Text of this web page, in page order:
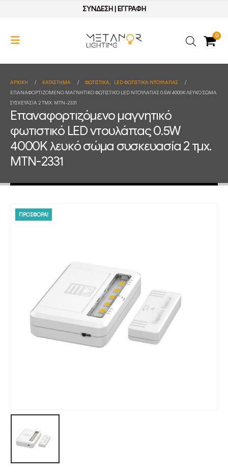
ΣΥΝΔΕΣΗ| ΕΓΓΡΑΦΗ
0
ΑΡΧΙΚΉ ΚΑΤΆΣΤΗΜΑ ΦΩΤΙΣΤΙΚΑ,
LED ΦΩΤΙΣΤΙΚΑ ΝΤΟΥΛΑΠΑΣ
ΕΠΑΝΑΦΟΡΤΙΖΌΜΕΝΟ ΜΑΓΝΗΤΙΚΌ ΦΩΤΙΣΤΙΚΌ LED ΝΤΟΥΛΆΠΑΣ 0.5W 4000K ΛΕΥΚΌ ΣΏΜΑ
ΣΥΣΚΕΥΑΣΊΑ 2 ΤΜΧ. MTN-2331
Επαναφορτιζόμενο μαγνητικό
φωτιστικό LED ντουλάπας 0.5W
4000K λευκό σώμα συσκευασία 2 τμχ.
MTN-2331
ΠΡΟΣΦΟΡΑ!